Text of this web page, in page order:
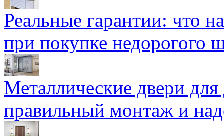
Реальные гарантии: что
при покупке недорогого
Металлические двери
правильный монтаж и